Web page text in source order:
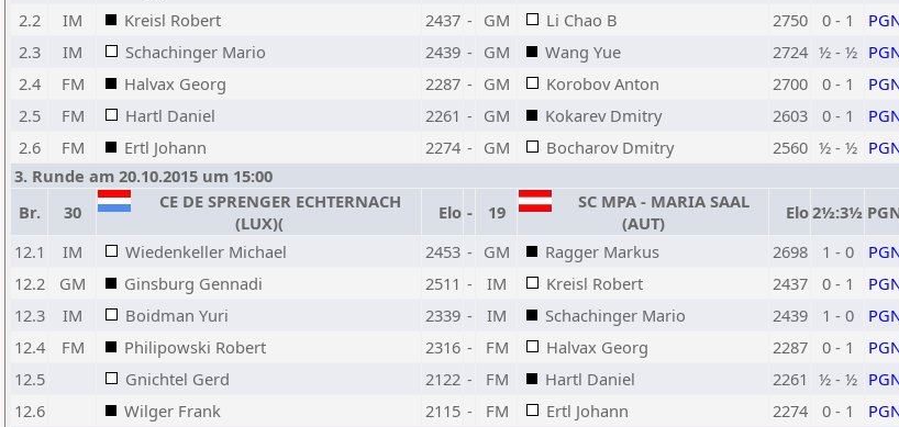
2.2
IM Kreisl Robert 2437 - GM Li Chao B 2750 0 - 1
2.3
IM Schachinger Mario 2439 - GM Wang Yue 2724 ½ - ½
2.4
FM Halvax Georg 2287 - GM Korobov Anton 2700 0 - 1
2.5
FM Hartl Daniel 2261 - GM Kokarev Dmitry 2603 0 - 1
2.6
FM Ertl Johann 2274 - GM Bocharov Dmitry 2560 ½ - ½
3. Runde am 20.10.2015 um 15:00
Br.
30
CE DE SPRENGER ECHTERNACH
(LUX)(
Elo - 19
SC MPA - MARIA SAAL
(AUT)
Elo2½:3½
12.1
IM Wiedenkeller Michael 2453 - GM Ragger Markus 2698 1 - 0
12.2
GM Ginsburg Gennadi 2511 - IM Kreisl Robert 2437 0 - 1
12.3
IM Boidman Yuri 2339 - IM Schachinger Mario 2439 1 - 0
12.4
FM Philipowski Robert 2316 - FM Halvax Georg 2287 0 - 1
12.5
Gnichtel Gerd 2122 - FM Hartl Daniel 2261 ½ - ½
12.6
Wilger Frank 2115 - FM Ertl Johann 2274 0 - 1